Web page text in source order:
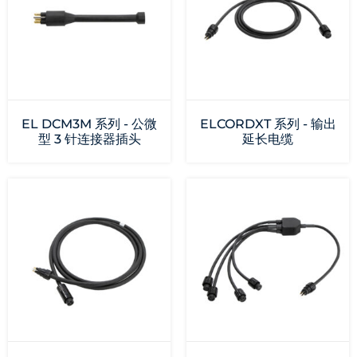
EL DCM3M 系列 - 公微
型 3 针连接器插头
ELCORDXT 系列 - 输出
延长电缆